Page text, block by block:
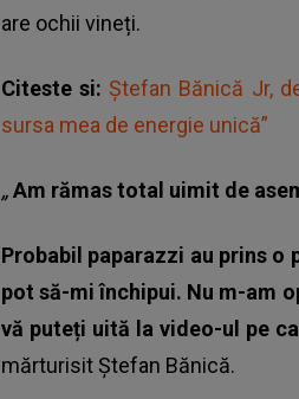
are ochii vineți.
Citeste si: Ștefan Bănică Jr,
sursa mea de energie unică”
„Am rămas total uimit de
Probabil paparazzi au prins o
pot să-mi închipui. Nu m-am
vă puteți uită la video-ul pe
mărturisit Ștefan Bănică.